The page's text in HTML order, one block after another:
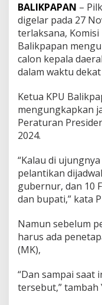
BALIKPAPAN –
digelar pada 27
terlaksana, Komisi
Balikpapan
calon kepala
dalam waktu
Ketua KPU
mengungkapkan
Peraturan
2024.
“Kalau di
pelantikan
gubernur, dan 10
dan bupati,” kata
Namun sebelum
harus ada
(MK),
“Dan sampai saat
tersebut,” tambah